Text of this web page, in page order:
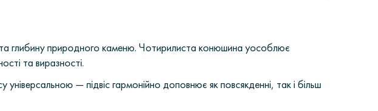
глибину природного каменю. Чотирилиста конюшина уособлює
та виразності.
— підвіс гармонійно доповнює як повсякденні, так і більш